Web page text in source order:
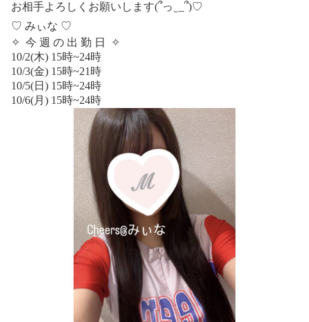
お相手よろしくお願いします(՞っ ̫ _՞)♡
♡ みぃな ♡
✧ 今 週 の 出 勤 日 ✧
10/2(木) 15時~24時
10/3(金) 15時~21時
10/5(日) 15時~24時
10/6(月) 15時~24時